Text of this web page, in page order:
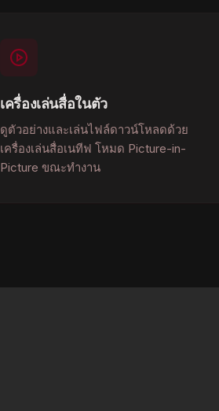
เครื่องเล่นสื่อในตัว
ดูตัวอย่างและเล่นไฟล์ดาวน์โหลดด้วย
เครื่องเล่นสื่อเนทีฟ โหมด Picture-in-
Picture ขณะทำงาน